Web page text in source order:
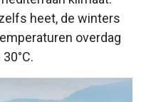
heet, de winters
overdag